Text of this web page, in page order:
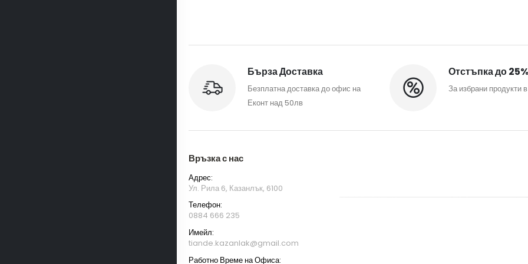
Бърза Доставка
Безплатна доставка до офис на
Еконт над 50лв
Отстъпка до 25%
За избрани продукти
Връзка с нас
Адрес:
Ул. Рила 6, Казанлък, 6100
Телефон:
0884 666 235
Имейл:
tiande.kazanlak@gmail.com
Работно Време на Офиса: